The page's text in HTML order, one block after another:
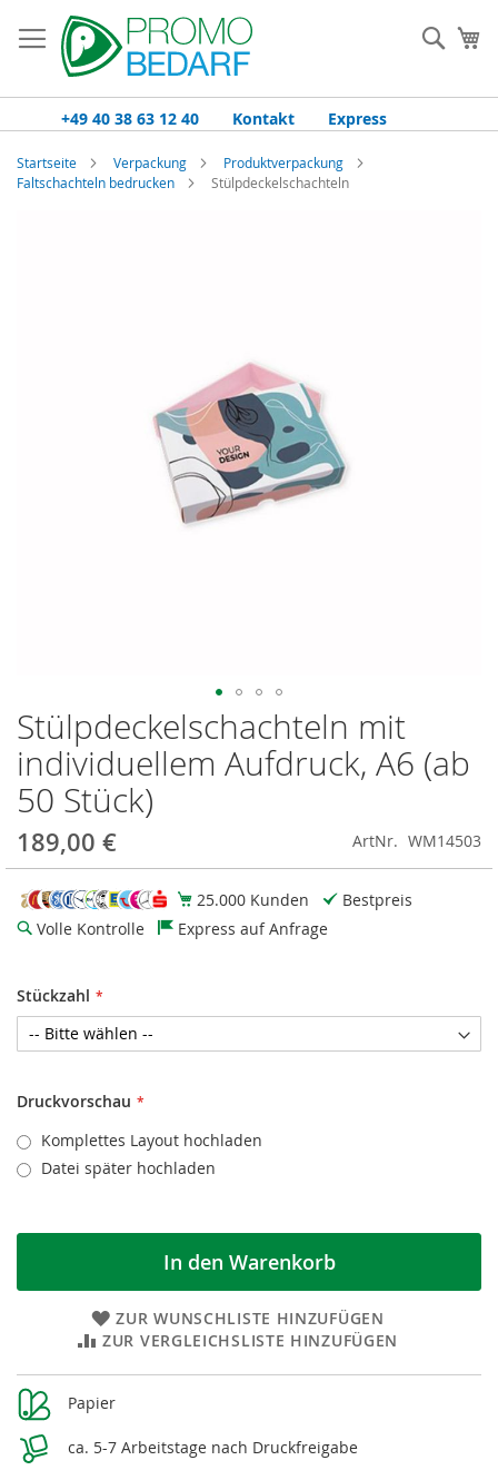
Inhalt
springen
+49 40 38 63 12 40 Kontakt Express
Startseite Verpackung
Produktverpackung
Faltschachteln bedrucken
Stülpdeckelschachteln
Stülpdeckelschachteln mit
individuellem Aufdruck, A6 (ab
50 Stück)
189,00 € ArtNr. WM14503
25.000 Kunden
Bestpreis
Volle Kontrolle
Express auf Anfrage
Stückzahl
Druckvorschau
Komplettes Layout hochladen
Datei später hochladen
In den Warenkorb
ZUR WUNSCHLISTE HINZUFÜGEN
ZUR VERGLEICHSLISTE HINZUFÜGEN
Weitere
Informationen
Papier
ca. 5-7 Arbeitstage nach Druckfreigabe
Zum
Anfang
der
Bildgalerie
springen